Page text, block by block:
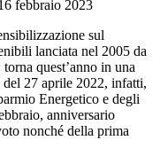
febbraio 2023
sul
lanciata nel 2005 da
torna quest’anno in una
27 aprile 2022, infatti,
Energetico e degli
anniversario
nonché della prima